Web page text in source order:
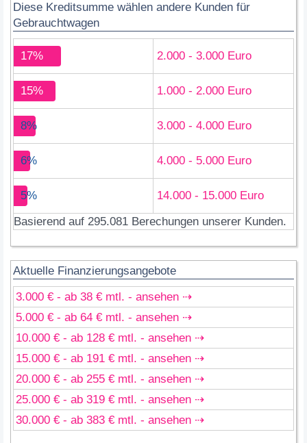
Diese Kreditsumme wählen andere Kunden für
Gebrauchtwagen
17% 2.000 - 3.000 Euro
15% 1.000 - 2.000 Euro
8% 3.000 - 4.000 Euro
6% 4.000 - 5.000 Euro
5%
14.000 - 15.000 Euro
Basierend auf 295.081 Berechungen unserer Kunden.
Aktuelle Finanzierungsangebote
3.000 € - ab 38 € mtl. - ansehen ⇢
5.000 € - ab 64 € mtl. - ansehen ⇢
10.000 € - ab 128 € mtl. - ansehen ⇢
15.000 € - ab 191 € mtl. - ansehen ⇢
20.000 € - ab 255 € mtl. - ansehen ⇢
25.000 € - ab 319 € mtl. - ansehen ⇢
30.000 € - ab 383 € mtl. - ansehen ⇢